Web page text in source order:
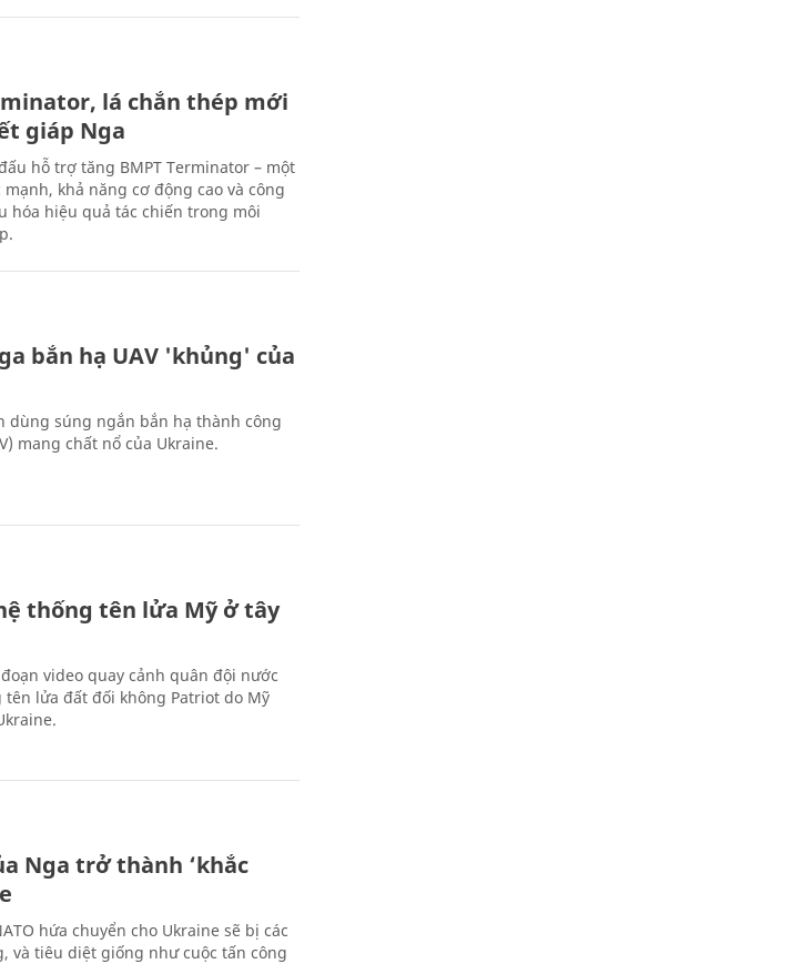
lá chắn thép mới
giáp Nga
hỗ trợ tăng BMPT Terminator – một
khả năng cơ động cao và công
hóa hiệu quả tác chiến trong môi
bắn hạ UAV 'khủng' của
dùng súng ngắn bắn hạ thành công
mang chất nổ của Ukraine.
thống tên lửa Mỹ ở tây
video quay cảnh quân đội nước
lửa đất đối không Patriot do Mỹ
Nga trở thành ‘khắc
hứa chuyển cho Ukraine sẽ bị các
và tiêu diệt giống như cuộc tấn công